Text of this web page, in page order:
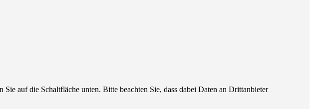
auf die Schaltfläche unten. Bitte beachten Sie, dass dabei Daten an Drittanbieter